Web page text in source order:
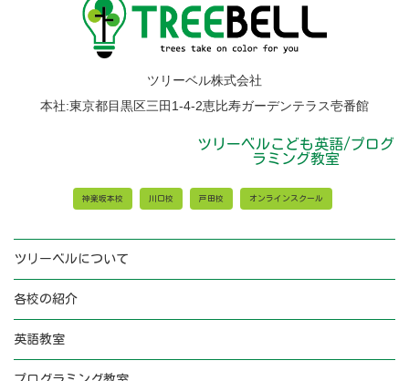
ツリーベル株式会社
本社:東京都目黒区三田1-4-2恵比寿ガーデンテラス壱番館
ツリーベルこども英語/プログ
ラミング教室
神楽坂本校 川口校 戸田校 オンラインスクール
ツリーベルについて
各校の紹介
英語教室